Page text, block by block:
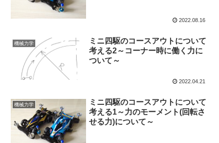
2022.08.16
機械力学
ミニ四駆のコースアウトについて
考える2～コーナー時に働く力に
ついて～
2022.04.21
機械力学
ミニ四駆のコースアウトについて
考える1～力のモーメント(回転さ
せる力)について～